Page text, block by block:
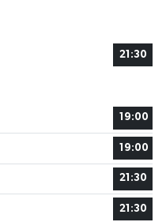
21:30
19:00
19:00
21:30
21:30